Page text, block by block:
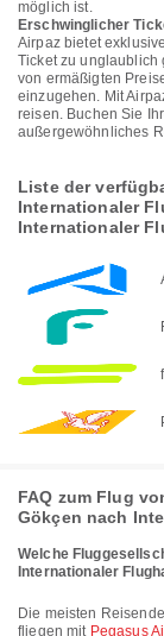
möglich ist.
Erschwinglicher
Airpaz bietet
Ticket zu unglaublich
von ermäßigten
einzugehen. Mit
reisen. Buchen Sie
außergewöhnliches
Liste der
Internationaler
Internationaler
FAQ zum Flug
Gökçen nach
Welche
Internationaler
Die meisten Reisenden ab Internationaler Flughafen Sabiha Gökçen
fliegen mit Pegasus